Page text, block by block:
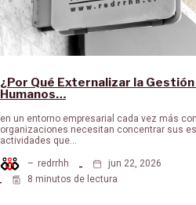
¿Por Qué Externalizar la
Humanos…
en un entorno empresarial cada vez más
organizaciones necesitan concentrar sus
actividades que…
– redrrhh
jun 22, 2026
8 minutos de lectura